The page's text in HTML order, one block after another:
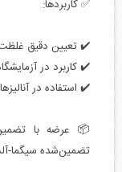
✅ کاربردها:
✔️ تعیین دقیق غلظت
✔️ کاربرد در
✔️ استفاده در
📦 عرضه با تضمین
تضمین‌شده سیگما-